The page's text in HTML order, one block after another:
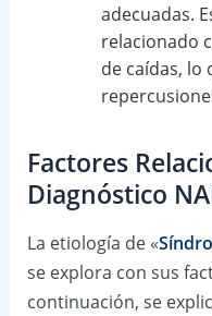
adecuadas.
relacionado
de caídas, lo
Factores
Diagnóstico
La etiología de «
se explora con sus
continuación, se